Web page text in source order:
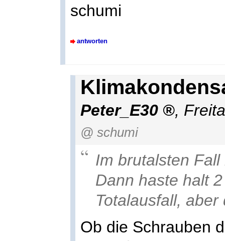
schumi
antworten
Peter_E30 ,
@ schumi
Im brutalsten
Dann haste halt
Totalausfall,
Ob die Schrauben